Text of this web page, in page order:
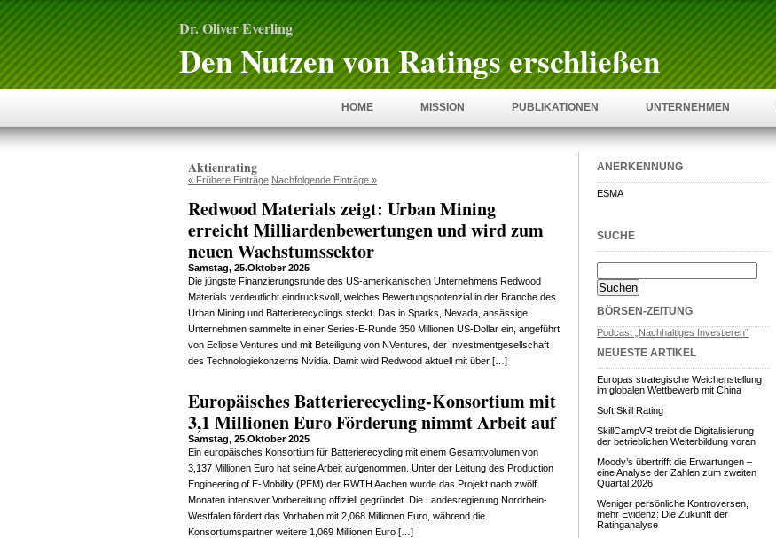
Dr. Oliver Everling
Den Nutzen von Ratings erschließen
HOME MISSION PUBLIKATIONEN UNTERNEHMEN
Aktienrating
« Frühere Einträge Nachfolgende Einträge »
Redwood Materials zeigt: Urban Mining
erreicht Milliardenbewertungen und wird zum
neuen Wachstumssektor
Samstag, 25.Oktober 2025
Die jüngste Finanzierungsrunde des US-amerikanischen Unternehmens Redwood
Materials verdeutlicht eindrucksvoll, welches Bewertungspotenzial in der Branche des
Urban Mining und Batterierecyclings steckt. Das in Sparks, Nevada, ansässige
Unternehmen sammelte in einer Series-E-Runde 350 Millionen US-Dollar ein, angeführt
von Eclipse Ventures und mit Beteiligung von NVentures, der Investmentgesellschaft
des Technologiekonzerns Nvidia. Damit wird Redwood aktuell mit über […]
Europäisches Batterierecycling-Konsortium mit
3,1 Millionen Euro Förderung nimmt Arbeit auf
Samstag, 25.Oktober 2025
Ein europäisches Konsortium für Batterierecycling mit einem Gesamtvolumen von
3,137 Millionen Euro hat seine Arbeit aufgenommen. Unter der Leitung des Production
Engineering of E-Mobility (PEM) der RWTH Aachen wurde das Projekt nach zwölf
Monaten intensiver Vorbereitung offiziell gegründet. Die Landesregierung Nordrhein-
Westfalen fördert das Vorhaben mit 2,068 Millionen Euro, während die
Konsortiumspartner weitere 1,069 Millionen Euro […]
ANERKENNUNG
ESMA
SUCHE
BÖRSEN-ZEITUNG
Podcast „Nachhaltiges Investieren“
NEUESTE ARTIKEL
Europas strategische Weichenstellung
im globalen Wettbewerb mit China
Soft Skill Rating
SkillCampVR treibt die Digitalisierung
der betrieblichen Weiterbildung voran
Moody’s übertrifft die Erwartungen –
eine Analyse der Zahlen zum zweiten
Quartal 2026
Weniger persönliche Kontroversen,
mehr Evidenz: Die Zukunft der
Ratinganalyse